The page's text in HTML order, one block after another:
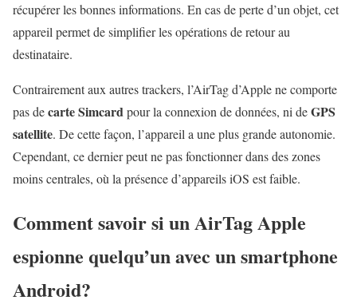
récupérer les bonnes informations. En cas de perte d’un objet, cet
appareil permet de simplifier les opérations de retour au
destinataire.
Contrairement aux autres trackers, l’AirTag d’Apple ne comporte
pas decarte Simcardpour la connexion de données, ni deGPS
satellite. De cette façon, l’appareil a une plus grande autonomie.
Cependant, ce dernier peut ne pas fonctionner dans des zones
moins centrales, où la présence d’appareils iOS est faible.
Comment savoir si un AirTag Apple
espionne quelqu’un avec un smartphone
Android?